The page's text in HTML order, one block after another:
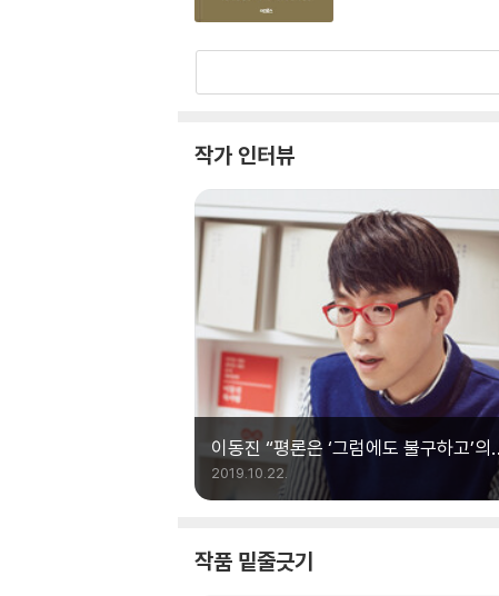
작가 인터뷰
이동진 “평론은 ‘그럼에도 불구하고’의
세계”
2019.10.22.
작품 밑줄긋기